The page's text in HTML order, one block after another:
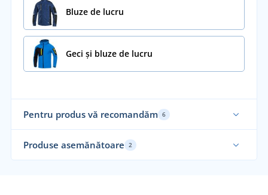
Bluze de lucru
Geci și bluze de lucru
Pentru produs vă recomandăm 6
Produse asemănătoare 2